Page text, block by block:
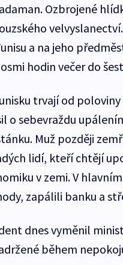
Ozbrojené
a na jeho
hodin večer do
trvají od
o sebevraždu
Muž později
lidí, kteří chtějí
v zemi. V
zapálili banku a
dnes vyměnil
během